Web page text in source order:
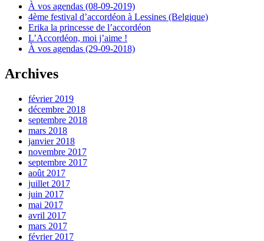
À vos agendas (08-09-2019)
4ème festival d’accordéon à Lessines (Belgique)
Erika la princesse de l’accordéon
L’Accordéon, moi j’aime !
À vos agendas (29-09-2018)
Archives
février 2019
décembre 2018
septembre 2018
mars 2018
janvier 2018
novembre 2017
septembre 2017
août 2017
juillet 2017
juin 2017
mai 2017
avril 2017
mars 2017
février 2017